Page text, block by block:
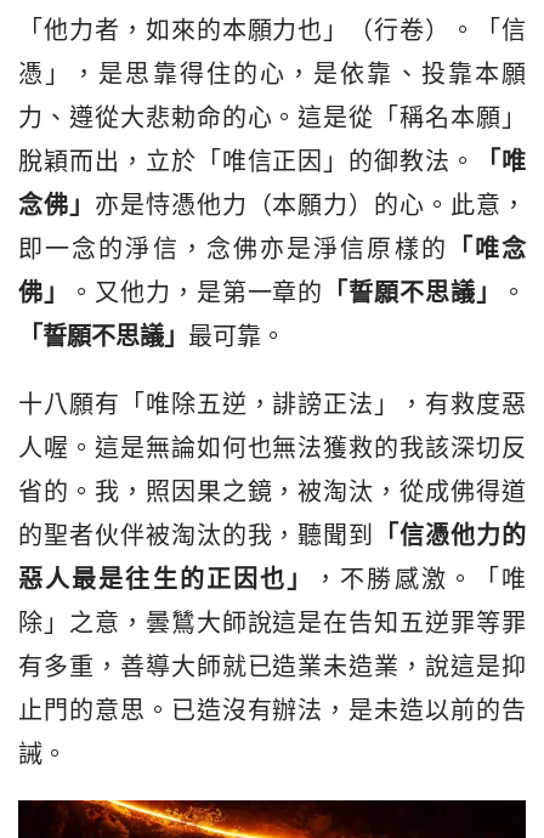
「他力者，如來的本願力也」（行卷）。「信
憑」，是思靠得住的心，是依靠、投靠本願
力、遵從大悲勅命的心。這是從「稱名本願」
脫穎而出，立於「唯信正因」的御教法。
「唯
念佛」 亦是恃憑他力（本願力）的心。此意，
即一念的淨信，念佛亦是淨信原樣的
「唯念
佛」
。又他力，是第一章的 「誓願不思議」
。
「誓願不思議」 最可靠。
十八願有「唯除五逆，誹謗正法」，有救度惡
人喔。這是無論如何也無法獲救的我該深切反
省的。我，照因果之鏡，被淘汰，從成佛得道
的聖者伙伴被淘汰的我，聽聞到
「信憑他力的
惡人最是往生的正因也」
，不勝感激。「唯
除」之意，曇鷥大師說這是在告知五逆罪等罪
有多重，善導大師就已造業未造業，說這是抑
止門的意思。已造沒有辦法，是未造以前的告
誡。